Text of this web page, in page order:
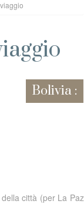
Bolivia :
città (per La Paz